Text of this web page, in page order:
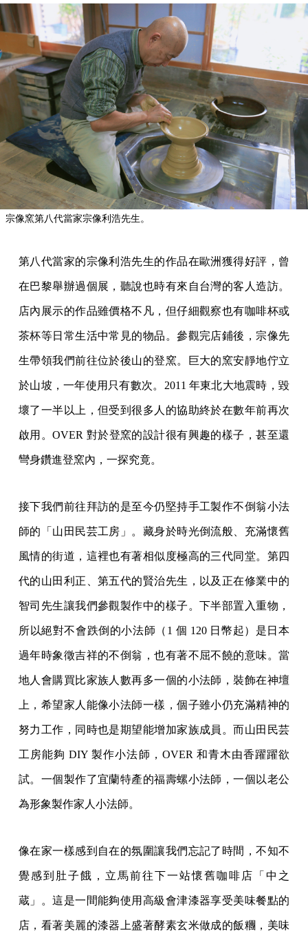
宗像窯第八代當家宗像利浩先生。
第八代當家的宗像利浩先生的作品在歐洲獲得好評，曾
在巴黎舉辦過個展，聽說也時有來自台灣的客人造訪。
店內展示的作品雖價格不凡，但仔細觀察也有咖啡杯或
茶杯等日常生活中常見的物品。參觀完店鋪後，宗像先
生帶領我們前往位於後山的登窯。巨大的窯安靜地佇立
於山坡，一年使用只有數次。2011 年東北大地震時，毀
壞了一半以上，但受到很多人的協助終於在數年前再次
啟用。OVER 對於登窯的設計很有興趣的樣子，甚至還
彎身鑽進登窯內，一探究竟。
接下我們前往拜訪的是至今仍堅持手工製作不倒翁小法
師的「山田民芸工房」。藏身於時光倒流般、充滿懷舊
風情的街道，這裡也有著相似度極高的三代同堂。第四
代的山田利正、第五代的賢治先生，以及正在修業中的
智司先生讓我們參觀製作中的樣子。下半部置入重物，
所以絕對不會跌倒的小法師（1 個 120 日幣起）是日本
過年時象徵吉祥的不倒翁，也有著不屈不饒的意味。當
地人會購買比家族人數再多一個的小法師，裝飾在神壇
上，希望家人能像小法師一樣，個子雖小仍充滿精神的
努力工作，同時也是期望能增加家族成員。而山田民芸
工房能夠 DIY 製作小法師，OVER 和青木由香躍躍欲
試。一個製作了宜蘭特產的福壽螺小法師，一個以老公
為形象製作家人小法師。
像在家一樣感到自在的氛圍讓我們忘記了時間，不知不
覺感到肚子餓，立馬前往下一站懷舊咖啡店「中之
蔵」。這是一間能夠使用高級會津漆器享受美味餐點的
店，看著美麗的漆器上盛著酵素玄米做成的飯糰，美味